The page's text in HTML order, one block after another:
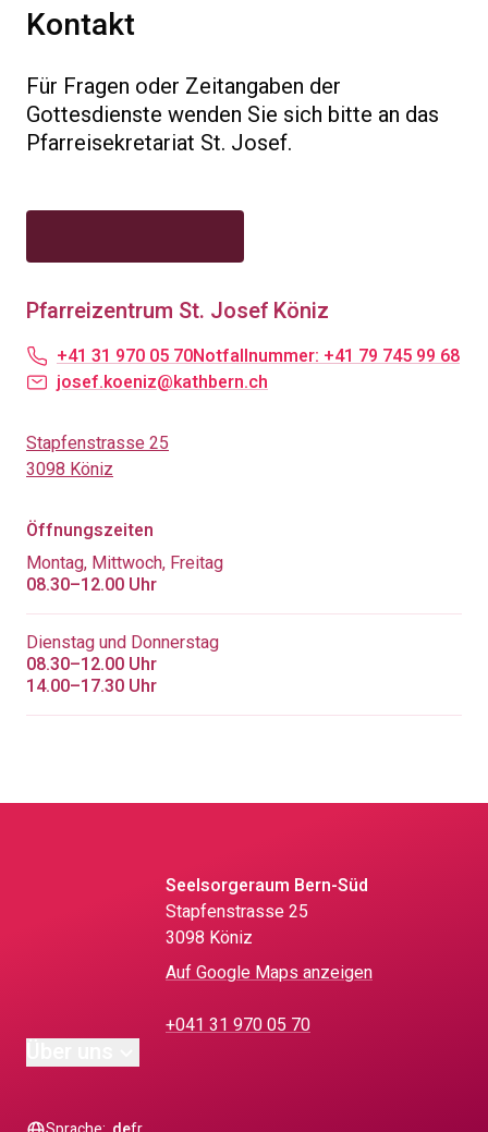
Kontakt
Für Fragen oder Zeitangaben der
Gottesdienste wenden Sie sich bitte an das
Pfarreisekretariat St. Josef.
Pfarreizentrum St. Josef Köniz
+41 31 970 05 70Notfallnummer: +41 79 745 99 68
josef.koeniz@kathbern.ch
Stapfenstrasse 25
3098 Köniz
Öffnungszeiten
Montag, Mittwoch, Freitag
08.30–12.00 Uhr
Dienstag und Donnerstag
08.30–12.00 Uhr
14.00–17.30 Uhr
Seelsorgeraum Bern-Süd
Stapfenstrasse 25
3098 Köniz
Auf Google Maps anzeigen
+041 31 970 05 70